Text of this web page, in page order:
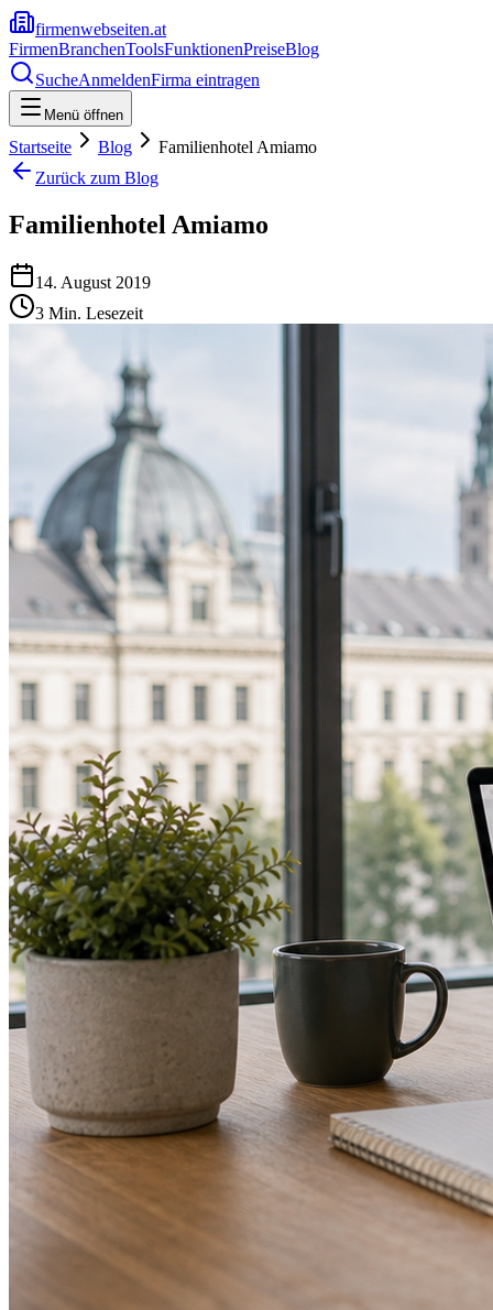
firmenwebseiten.at
FirmenBranchenToolsFunktionenPreiseBlog
SucheAnmeldenFirma eintragen
Menü öffnen
Startseite Blog
Familienhotel Amiamo
Zurück zum Blog
Familienhotel Amiamo
14. August 2019
3 Min. Lesezeit